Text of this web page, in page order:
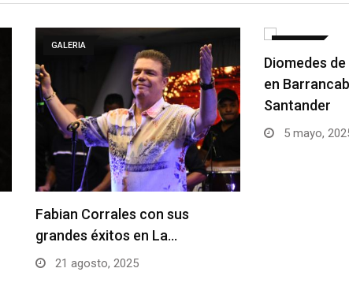
GALERIA
Fabian Corrales con sus
grandes éxitos en La…
21 agosto, 2025
Diomedes
en
Santander
5 mayo,